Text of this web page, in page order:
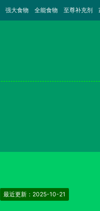
强大食物 全能食物 至尊补充剂
最近更新：2025-10-21